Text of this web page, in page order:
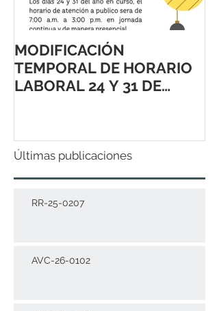
MODIFICACIÓN
TEMPORAL DE HORARIO
LABORAL 24 Y 31 DE
Últimas publicaciones
RR-25-0207
AVC-26-0102